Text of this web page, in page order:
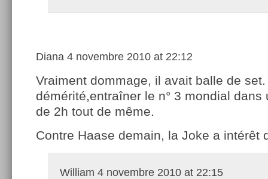
Diana 4 novembre 2010 at 22:12
Vraiment dommage, il avait balle de set.
démérité,entraîner le n° 3 mondial dans
de 2h tout de même.
Contre Haase demain, la Joke a intérêt
William 4 novembre 2010 at 22:15